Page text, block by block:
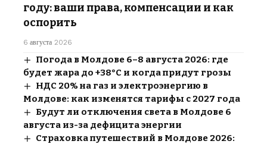
году: ваши права, компенсации и как
оспорить
6 августа 2026
Погода в Молдове 6–8 августа 2026: где
будет жара до +38°C и когда придут грозы
НДС 20% на газ и электроэнергию в
Молдове: как изменятся тарифы с 2027 года
Будут ли отключения света в Молдове 6
августа из-за дефицита энергии
Страховка путешествий в Молдове 2026: